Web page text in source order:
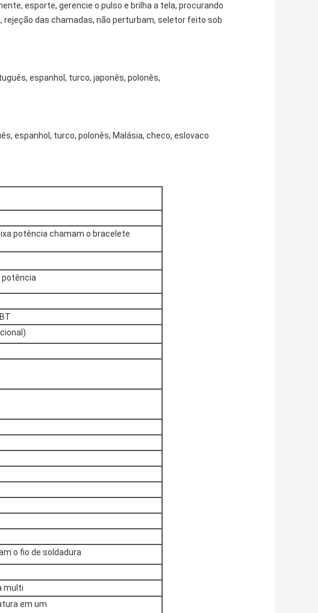
esporte, gerencie o pulso e brilha a tela, procurando
das chamadas, não perturbam, seletor feito sob
espanhol, turco, japonês, polonês,
espanhol, turco, polonês, Malásia, checo, eslovaco
potência chamam o bracelete
potência
o fio de soldadura
multi
em um